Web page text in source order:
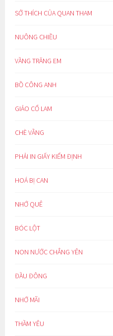
SỞ THÍCH CỦA QUAN THAM
NUÔNG CHIỀU
VẦNG TRĂNG EM
BỒ CÔNG ANH
GIẢO CỔ LAM
CHÈ VẰNG
PHẢI IN GIẤY KIỂM ĐỊNH
HOÁ BỊ CAN
NHỚ QUÊ
BÓC LỘT
NON NƯỚC CHẲNG YÊN
ĐẦU ĐÔNG
NHỚ MÃI
THẦM YÊU